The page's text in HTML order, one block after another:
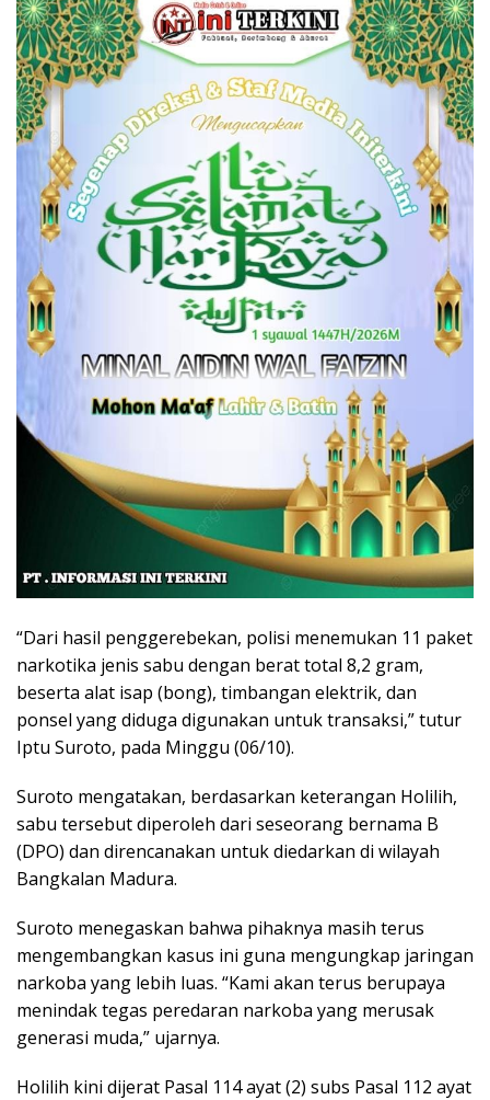
“Dari hasil penggerebekan, polisi menemukan 11 paket
narkotika jenis sabu dengan berat total 8,2 gram,
beserta alat isap (bong), timbangan elektrik, dan
ponsel yang diduga digunakan untuk transaksi,” tutur
Iptu Suroto, pada Minggu (06/10).
Suroto mengatakan, berdasarkan keterangan Holilih,
sabu tersebut diperoleh dari seseorang bernama B
(DPO) dan direncanakan untuk diedarkan di wilayah
Bangkalan Madura.
Suroto menegaskan bahwa pihaknya masih terus
mengembangkan kasus ini guna mengungkap jaringan
narkoba yang lebih luas. “Kami akan terus berupaya
menindak tegas peredaran narkoba yang merusak
generasi muda,” ujarnya.
Holilih kini dijerat Pasal 114 ayat (2) subs Pasal 112 ayat